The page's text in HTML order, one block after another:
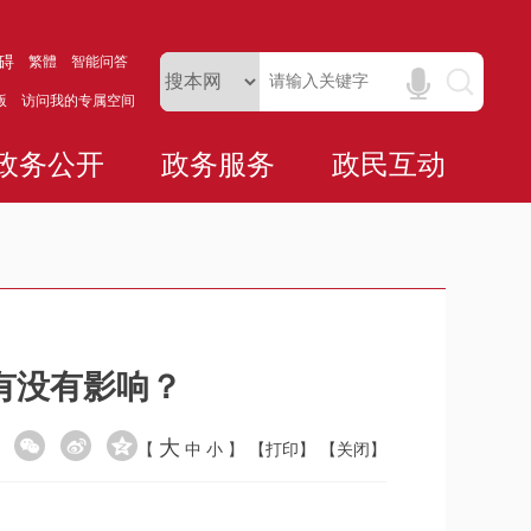
繁體 智能问答
访问我的专属空间
务公开 政务服务 政民互动
没有影响？
【 大 中 小 】 【打印】 【关闭】